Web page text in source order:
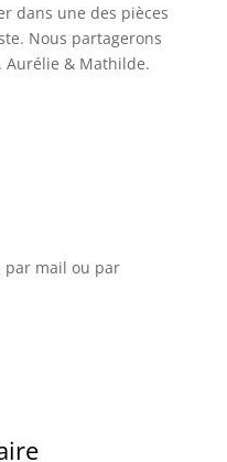
dans une des pièces
Nous partagerons
& Mathilde.
par mail ou par